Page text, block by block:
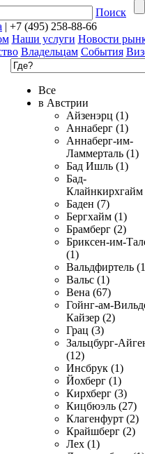
Поиск
| +7 (495) 258-88-66
Наши услуги Новости
Владельцам События
Все
в Австрии
Айзенэрц (1)
Аннаберг (1)
Аннаберг-им-
Ламмерталь (1)
Бад Ишль (1)
Бад-
Клайнкирхгайм
Баден (7)
Бергхайм (1)
Брамберг (2)
Бриксен-им-
(1)
Вальдфиртель
Вальс (1)
Вена (67)
Гойнг-ам-
Кайзер (2)
Грац (3)
Зальцбург-
(12)
Инсбрук (1)
Йохберг (1)
Кирхберг (3)
Кицбюэль (27)
Клагенфурт (2)
Крайшберг (2)
Лех (1)